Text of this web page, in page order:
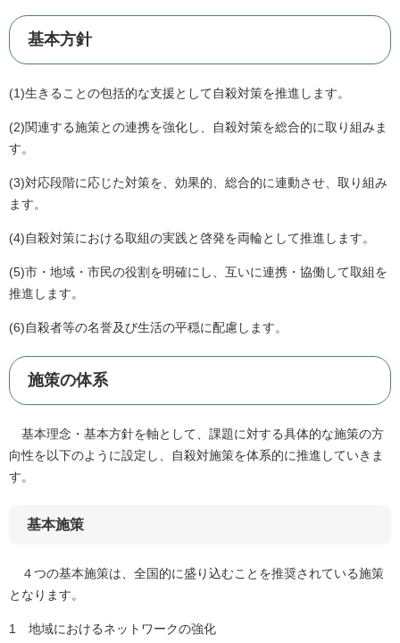
基本方針
(1)生きることの包括的な支援として自殺対策を推進します。
(2)関連する施策との連携を強化し、自殺対策を総合的に取り組みま
す。
(3)対応段階に応じた対策を、効果的、総合的に連動させ、取り組み
ます。
(4)自殺対策における取組の実践と啓発を両輪として推進します。
(5)市・地域・市民の役割を明確にし、互いに連携・協働して取組を
推進します。
(6)自殺者等の名誉及び生活の平穏に配慮します。
施策の体系
基本理念・基本方針を軸として、課題に対する具体的な施策の方
向性を以下のように設定し、自殺対施策を体系的に推進していきま
す。
基本施策
４つの基本施策は、全国的に盛り込むことを推奨されている施策
となります。
1 地域におけるネットワークの強化